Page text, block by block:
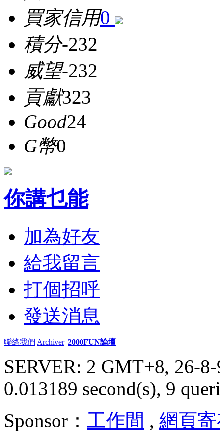
買家信用0
積分-232
威望-232
貢獻323
Good24
G幣0
你講乜能
加為好友
給我留言
打個招呼
發送消息
聯絡我們|Archiver| 2000FUN論壇
SERVER: 2 GMT+8, 26-
0.013189 second(s), 9
Sponsor： 工作間 , 網頁